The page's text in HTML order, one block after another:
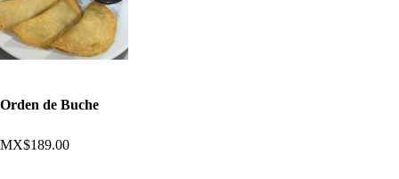
Orden de Buche
MX$189.00